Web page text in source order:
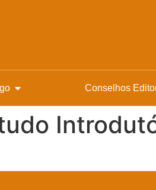
Conselhos